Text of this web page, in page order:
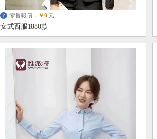
零售報價： ￥0 元
女式西服1880款